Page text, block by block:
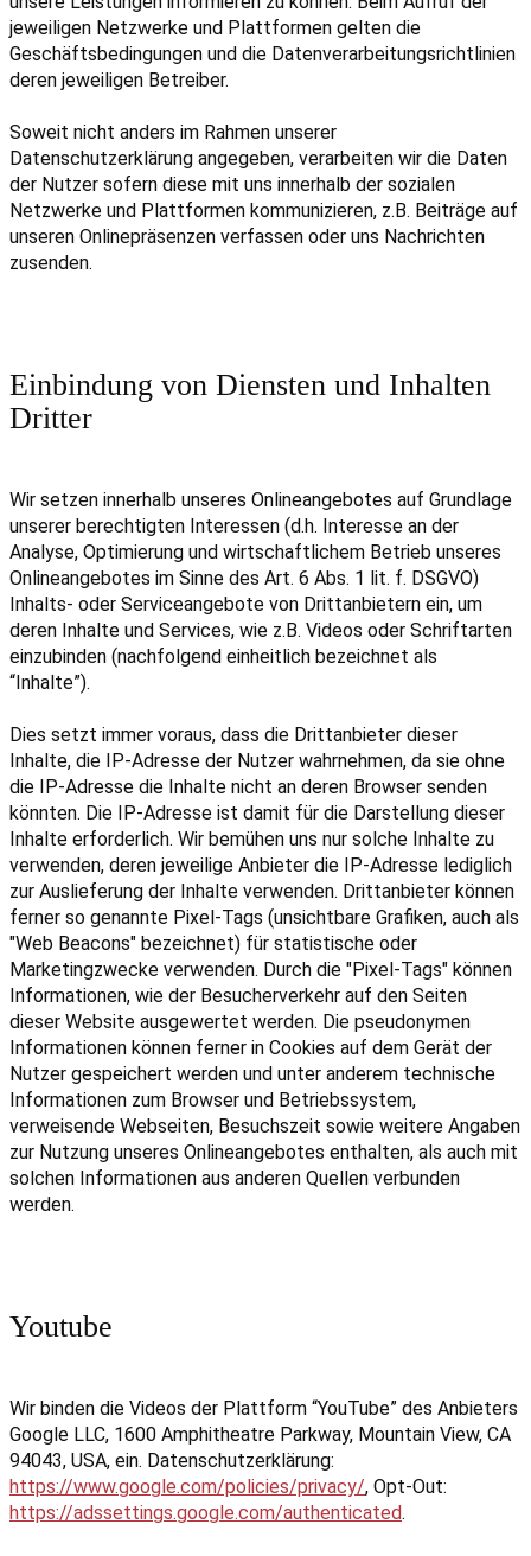
jeweiligen Netzwerke und Plattformen gelten die
Geschäftsbedingungen und die Datenverarbeitungsrichtlinien
deren jeweiligen Betreiber.
Soweit nicht anders im Rahmen unserer
Datenschutzerklärung angegeben, verarbeiten wir die Daten
der Nutzer sofern diese mit uns innerhalb der sozialen
Netzwerke und Plattformen kommunizieren, z.B. Beiträge auf
unseren Onlinepräsenzen verfassen oder uns Nachrichten
zusenden.
Einbindung von Diensten und Inhalten
Dritter
Wir setzen innerhalb unseres Onlineangebotes auf Grundlage
unserer berechtigten Interessen (d.h. Interesse an der
Analyse, Optimierung und wirtschaftlichem Betrieb unseres
Onlineangebotes im Sinne des Art. 6 Abs. 1 lit. f. DSGVO)
Inhalts- oder Serviceangebote von Drittanbietern ein, um
deren Inhalte und Services, wie z.B. Videos oder Schriftarten
einzubinden (nachfolgend einheitlich bezeichnet als
“Inhalte”).
Dies setzt immer voraus, dass die Drittanbieter dieser
Inhalte, die IP-Adresse der Nutzer wahrnehmen, da sie ohne
die IP-Adresse die Inhalte nicht an deren Browser senden
könnten. Die IP-Adresse ist damit für die Darstellung dieser
Inhalte erforderlich. Wir bemühen uns nur solche Inhalte zu
verwenden, deren jeweilige Anbieter die IP-Adresse lediglich
zur Auslieferung der Inhalte verwenden. Drittanbieter können
ferner so genannte Pixel-Tags (unsichtbare Grafiken, auch als
"Web Beacons" bezeichnet) für statistische oder
Marketingzwecke verwenden. Durch die "Pixel-Tags" können
Informationen, wie der Besucherverkehr auf den Seiten
dieser Website ausgewertet werden. Die pseudonymen
Informationen können ferner in Cookies auf dem Gerät der
Nutzer gespeichert werden und unter anderem technische
Informationen zum Browser und Betriebssystem,
verweisende Webseiten, Besuchszeit sowie weitere Angaben
zur Nutzung unseres Onlineangebotes enthalten, als auch mit
solchen Informationen aus anderen Quellen verbunden
werden.
Youtube
Wir binden die Videos der Plattform “YouTube” des Anbieters
Google LLC, 1600 Amphitheatre Parkway, Mountain View, CA
94043, USA, ein. Datenschutzerklärung:
https://www.google.com/policies/privacy/, Opt-Out:
https://adssettings.google.com/authenticated.